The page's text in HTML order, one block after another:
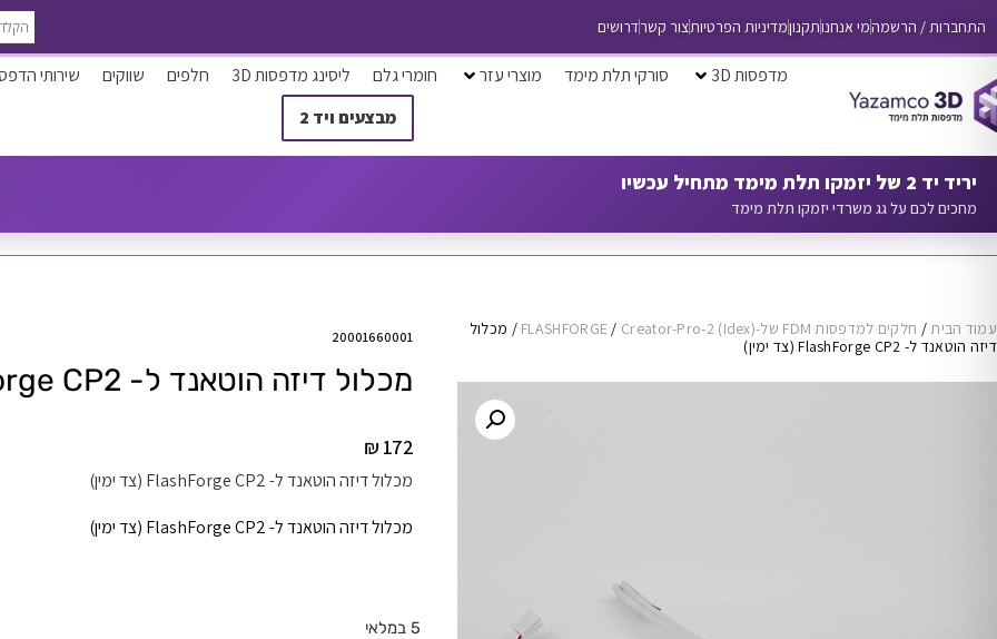
התחברות / הרשמהמי אנחנותקנוןמדיניות הפרטיותצור קשרדרושים
מדפסות 3D סורקי תלת מימד מוצרי עזר חומרי גלם ליסינג מדפסות 3D חלפים שווקים
שירותי
מבצעים ויד 2
יריד יד 2 של יזמקו תלת מימד מתחיל עכשיו
מחכים לכם על גג משרדי יזמקו תלת מימד
עמוד הבית/ חלקים למדפסות FDM של-FLASHFORGE / Creator-Pro-2 (Idex)
/ מכלול
דיזה הוטאנד ל- FlashForge CP2 (צד ימין)
20001660001
מכלול דיזה הוטאנד ל- FlashForge CP2 (צד ימין)
₪172
מכלול דיזה הוטאנד ל- FlashForge CP2 (צד ימין)
מכלול דיזה הוטאנד ל- FlashForge CP2 (צד ימין)
5 במלאי